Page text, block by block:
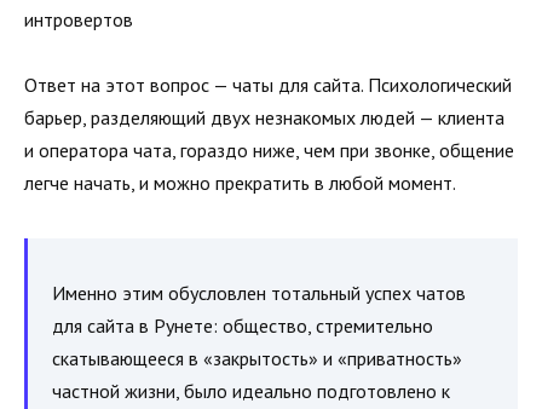
интровертов
Ответ на этот вопрос — чаты для сайта. Психологический
барьер, разделяющий двух незнакомых людей — клиента
и оператора чата, гораздо ниже, чем при звонке, общение
легче начать, и можно прекратить в любой момент.
Именно этим обусловлен тотальный успех чатов
для сайта в Рунете: общество, стремительно
скатывающееся в «закрытость» и «приватность»
частной жизни, было идеально подготовлено к